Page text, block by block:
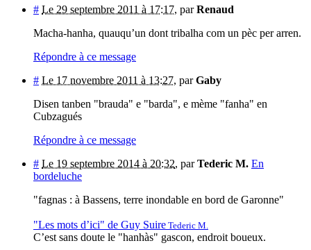
# Le 29 septembre 2011 à 17:17, parRenaud
Macha-hanha, quauqu’un dont tribalha com un pèc per arren.
Répondre à ce message
# Le 17 novembre 2011 à 13:27, parGaby
Disen tanben "brauda" e "barda", e mème "fanha" en
Cubzagués
Répondre à ce message
# Le 19 septembre 2014 à 20:32, parTederic M. En
bordeluche
"fagnas : à Bassens, terre inondable en bord de Garonne"
"Les mots d’ici" de Guy Suire Tederic M.
C’est sans doute le "hanhàs" gascon, endroit boueux.